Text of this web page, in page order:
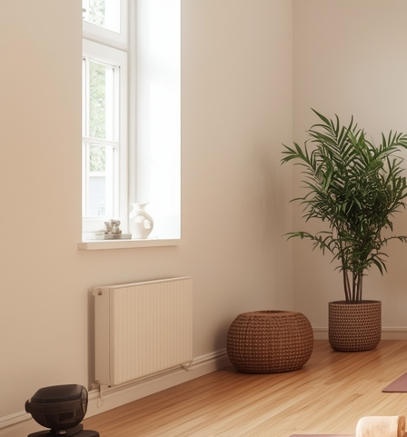
Yoga | Familienaufstellung | Begleitung
Familienaufstellung Wochenende Bad Meinberg
Buch: Rauhnächte - Rituale, Räucherwerk & Reflexion
Online Raunächte 2026